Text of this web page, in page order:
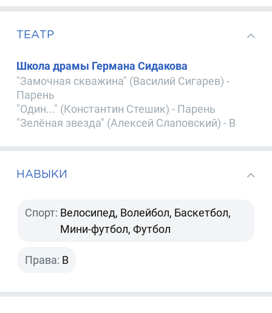
ТЕАТР
Школа драмы Германа Сидакова
"Замочная скважина" (Василий Сигарев) -
Парень
"Один..." (Константин Стешик) - Парень
"Зелёная звезда" (Алексей Слаповский) - В
НАВЫКИ
Спорт: Велосипед, Волейбол, Баскетбол,
Мини-футбол, Футбол
Права: B